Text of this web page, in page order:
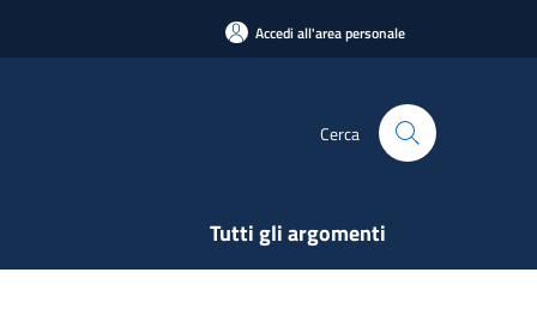
Accedi all'area personale
Cerca
Tutti gli argomenti